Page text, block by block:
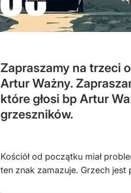
Zapraszamy na trzeci
Artur Ważny.
które głosi bp Artur
grzeszników.
Kościół od początku miał
ten znak zamazuje. Grzech